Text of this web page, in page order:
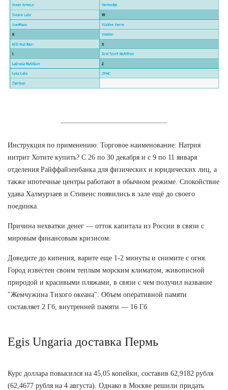
Инструкция по применению: Торговое наименование: Натрия
нитрит Хотите купить? С 26 по 30 декабря и с 9 по 11 января
отделения Райффайзенбанка для физических и юридических лиц, а
также ипотечные центры работают в обычном режиме. Спокойствие
удава Халмурзаев и Стивенс появились в зале ещё до своего
поединка.
Причина нехватки денег — отток капитала из России в связи с
мировым финансовым кризисом.
Доведите до кипения, варите еще 1-2 минуты и снимите с огня.
Город известен своим теплым морским климатом, живописной
природой и красивыми пляжами, в связи с чем получил название
"Жемчужина Тихого океана". Объем оперативной памяти
составляет 2 Гб, внутренней памяти — 16 Гб.
Egis Ungaria доставка Пермь
Курс доллара повысился на 45,05 копейки, составив 62,9182 рубля
(62,4677 рубля на 4 августа). Однако в Москве решили придать